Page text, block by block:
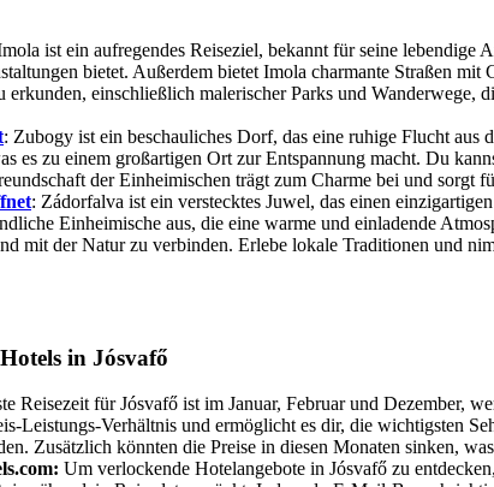
ist ein aufregendes Reiseziel, bekannt für seine lebendige
bietet. Außerdem bietet Imola charmante Straßen
einschließlich malerischer Parks und Wanderwege,
: Zubogy ist ein beschauliches Dorf, das eine ruhige Flucht aus
es zu einem großartigen Ort zur Entspannung macht. Du
der Einheimischen trägt zum Charme bei und sorgt
: Zádorfalva ist ein verstecktes Juwel, das einen
Einheimische aus, die eine warme und einladende
mit der Natur zu verbinden. Erlebe lokale Traditionen und
in Jósvafő
Reisezeit für Jósvafő ist im Januar, Februar und Dezember,
Leistungs-Verhältnis und ermöglicht es dir, die wichtigsten
Zusätzlich könnten die Preise in diesen Monaten sinken,
Um verlockende Hotelangebote in Jósvafő zu